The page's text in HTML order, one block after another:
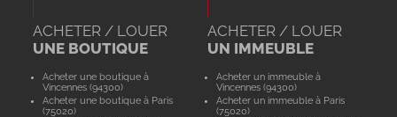
ACHETER / LOUER
UNE BOUTIQUE
Acheter une boutique à
Vincennes (94300)
Acheter une boutique à Paris
(75020)
ACHETER / LOUER
UN IMMEUBLE
Acheter un immeuble à
Vincennes (94300)
Acheter un immeuble à Paris
(75020)